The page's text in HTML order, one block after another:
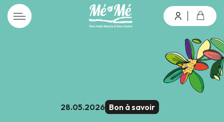
connexion
28.05.2026 Bon à savoir